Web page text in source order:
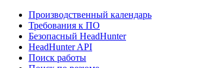
Производственный календарь
Требования к ПО
Безопасный HeadHunter
HeadHunter API
Поиск работы